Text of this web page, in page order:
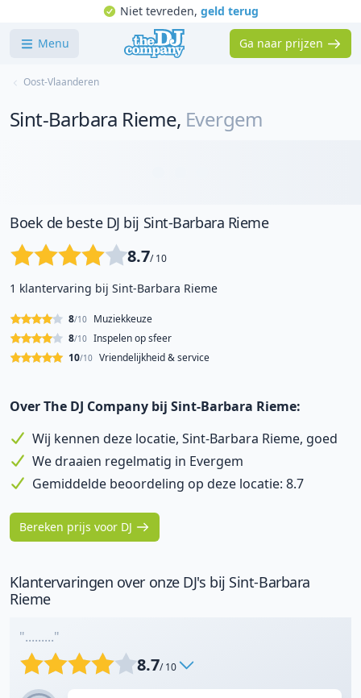
Niet tevreden, geld terug
Menu Ga naar prijzen
Oost-Vlaanderen
Sint-Barbara Rieme, Evergem
Boek de beste DJ bij Sint-Barbara Rieme
8.7/ 10
1 klantervaring bij Sint-Barbara Rieme
Muziekkeuze
8/10
Inspelen op sfeer
8/10
Vriendelijkheid & service
10/10
Over The DJ Company bij Sint-Barbara Rieme:
Wij kennen deze locatie, Sint-Barbara Rieme, goed
We draaien regelmatig in Evergem
Gemiddelde beoordeling op deze locatie: 8.7
Bereken prijs voor DJ
Klantervaringen over onze DJ's bij Sint-Barbara
Rieme
"........."
8.7/ 10